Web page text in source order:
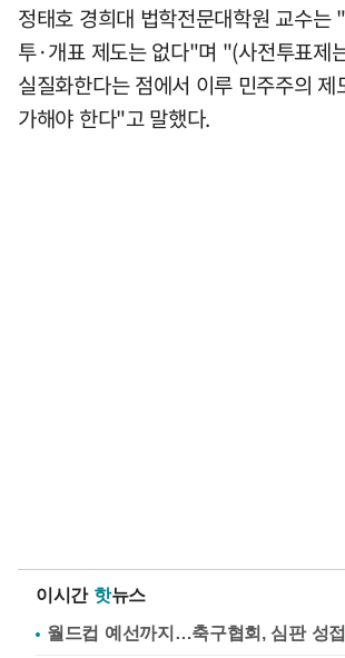
정태호 경희대 법학전문대학원 교수는
투·개표 제도는 없다"며 "(사전투표제
실질화한다는 점에서 이루 민주주의 제
가해야 한다"고 말했다.
이시간 핫뉴스
월드컵 예선까지…축구협회, 심판 성